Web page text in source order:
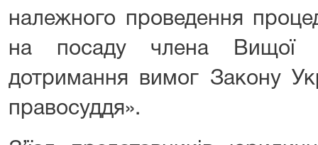
належного проведення
на посаду члена Вищої
дотримання вимог Закону
правосуддя».